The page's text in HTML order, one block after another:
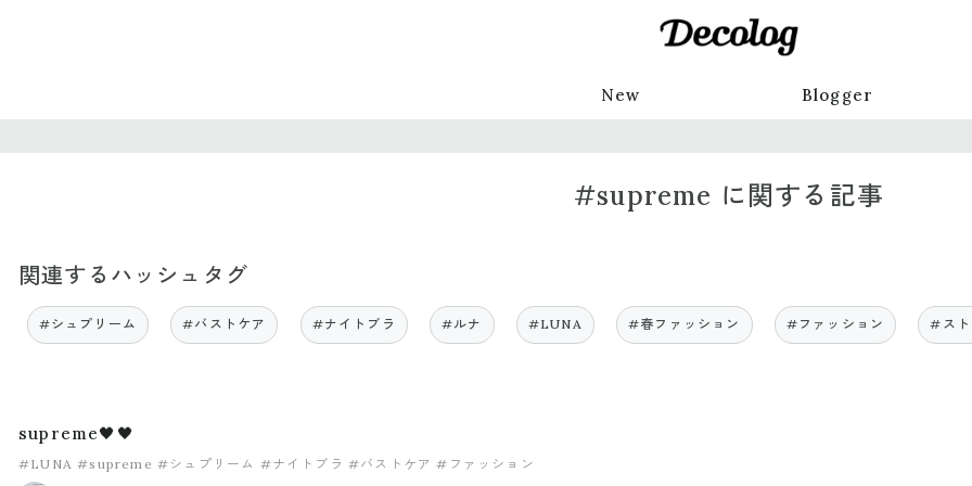
New Blogger
#supreme に関する記事
関連するハッシュタグ
#シュプリーム #バストケア #ナイトブラ #ルナ #LUNA #春ファッション #ファッション #スト
supreme🖤🖤
#LUNA #supreme #シュプリーム #ナイトブラ #バストケア #ファッション